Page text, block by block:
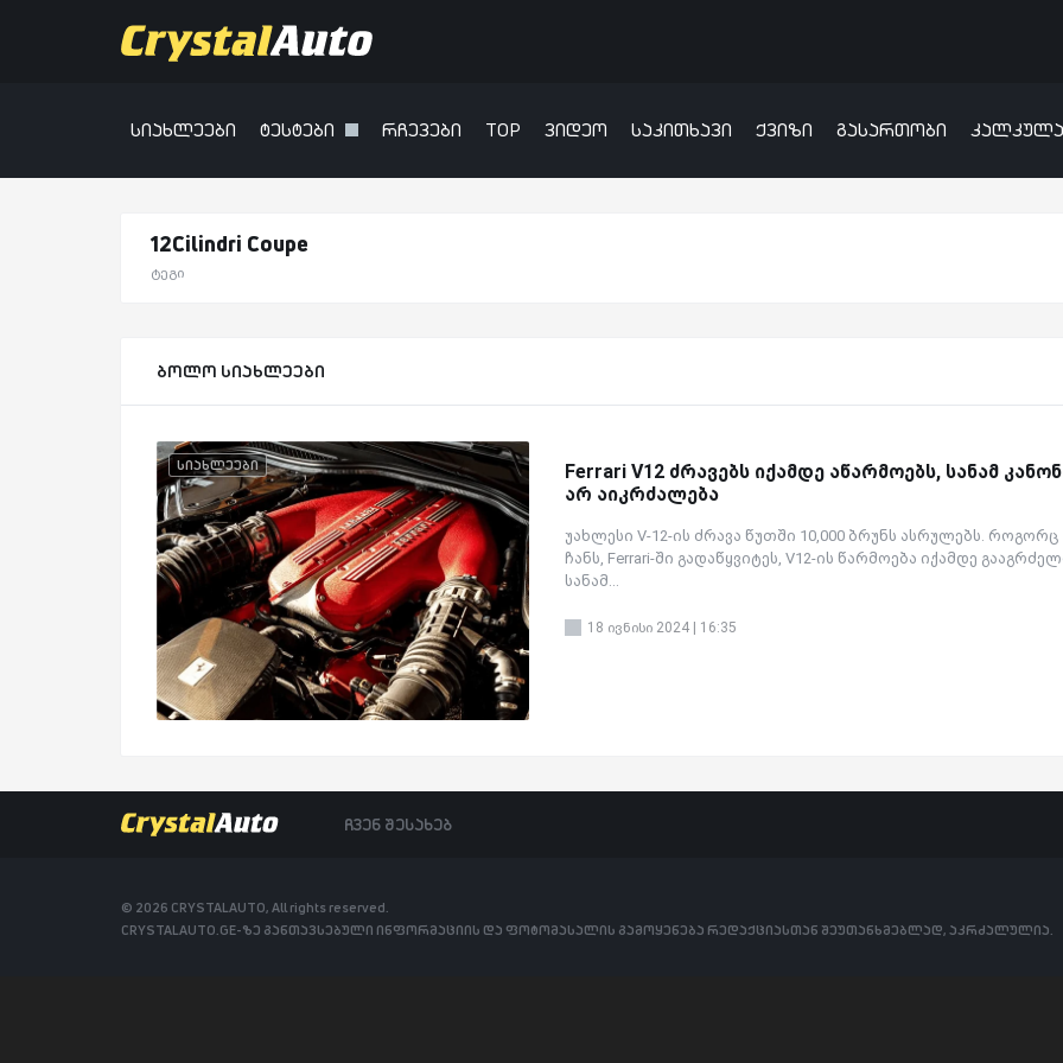
სიახლეები ტესტები რჩევები TOP ვიდეო საკითხავი ქვიზი გასართობი
12Cilindri Coupe
ტეგი
ბოლო სიახლეები
სიახლეები
Ferrari V12 ძრავებს იქამდე აწარმოებს, სანამ
არ აიკრძალება
უახლესი V-12-ის ძრავა წუთში 10,000 ბრუნს ასრულებს. როგორც
ჩანს, Ferrari-ში გადაწყვიტეს, V12-ის წარმოება იქამდე
სანამ...
18 ივნისი 2024 | 16:35
ჩვენ შესახებ
© 2026 CRYSTALAUTO, All rights reserved.
CRYSTALAUTO.GE-ზე განთავსებული ინფორმაციის და ფოტომასალის გამოყენება რედაქციასთან შეუთანხმებლად, აკრძალულია.